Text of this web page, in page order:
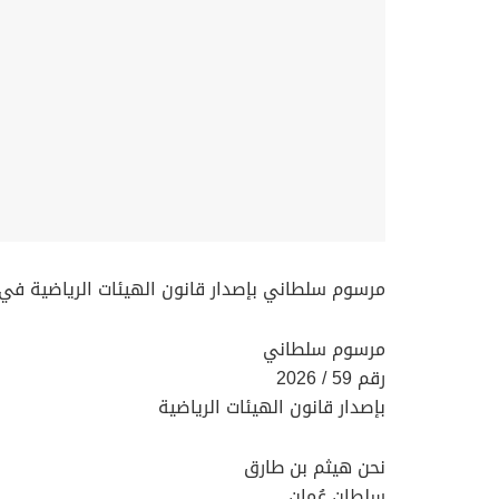
مرسوم سلطاني بإصدار قانون الهيئات الرياضية
مرسوم سلطاني
رقم 59 / 2026
بإصدار قانون الهيئات الرياضية
نحن هيثم بن طارق